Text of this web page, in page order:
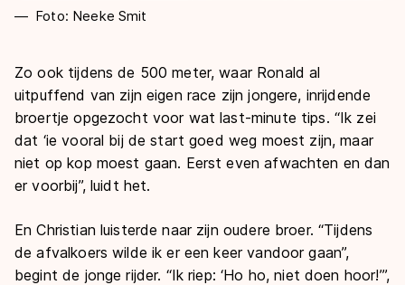
Foto: Neeke Smit
Zo ook tijdens de 500 meter, waar Ronald al
uitpuffend van zijn eigen race zijn jongere, inrijdende
broertje opgezocht voor wat last-minute tips. “Ik zei
dat ‘ie vooral bij de start goed weg moest zijn, maar
niet op kop moest gaan. Eerst even afwachten en dan
er voorbij”, luidt het.
En Christian luisterde naar zijn oudere broer. “Tijdens
de afvalkoers wilde ik er een keer vandoor gaan”,
begint de jonge rijder. “Ik riep: ‘Ho ho, niet doen hoor!’”,